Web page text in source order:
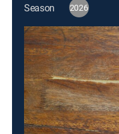
Season 2026